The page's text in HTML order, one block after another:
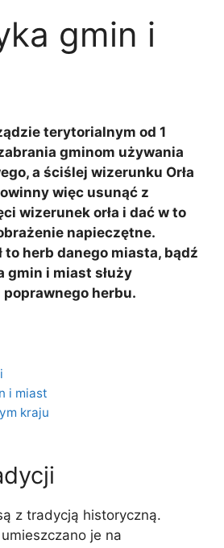
gmin i
terytorialnym od 1
gminom używania
a ściślej wizerunku Orła
więc usunąć z
wizerunek orła i dać w to
napieczętne.
to herb danego miasta, bądź
gmin i miast służy
herbu.
i miast
kraju
z tradycją historyczną.
je na